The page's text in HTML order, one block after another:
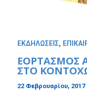
ΕΚΔΗΛΩΣΕΙΣ,
ΕΟΡΤΑΣΜΟΣ
ΣΤΟ
22 Φεβρουαρίου, 2017